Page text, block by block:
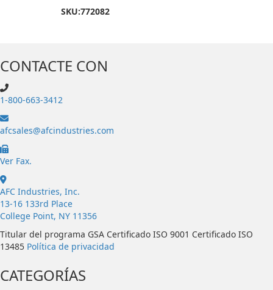
SKU:772082
CONTACTE CON
1-800-663-3412
afcsales@afcindustries.com
https://afcindustries.com/contact/#:~:text=Fax
Ver Fax.
AFC Industries, Inc.
13-16 133rd Place
College Point, NY 11356
Titular del programa GSA Certificado ISO 9001 Certificado ISO
13485 Política de privacidad
CATEGORÍAS